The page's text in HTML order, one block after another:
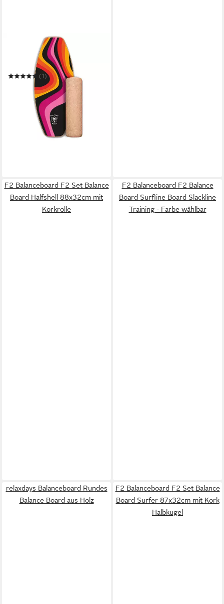
DAFFY BOARDS
Balanceboard Allrounder Set
mit Korkrolle - Design:
Balance Goat Pro Model
(1)
141,99 €
lieferbar in 2 Wochen
F2 Balanceboard F2 Set Balance
Board Halfshell 88x32cm mit
Korkrolle
F2 Balanceboard F2 Balance
Board Surfline Board Slackline
Training - Farbe wählbar
relaxdays Balanceboard Rundes
Balance Board aus Holz
F2 Balanceboard F2 Set Balance
Board Surfer 87x32cm mit Kork
Halbkugel